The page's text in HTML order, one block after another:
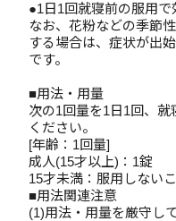
●1日1回就寝前の服用で
なお、花粉などの季節
する場合は、症状が出
です。
■用法・用量
次の1回量を1日1回、
ください。
[年齢：1回量]
成人(15才以上)：1錠
15才未満：服用しない
■用法関連注意
(1)用法・用量を厳守し